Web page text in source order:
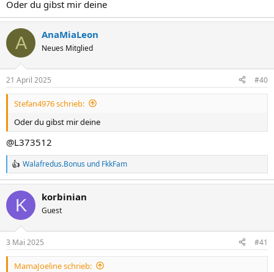
Oder du gibst mir deine
A AnaMiaLeon
Neues Mitglied
21 April 2025 #40
Stefan4976 schrieb:
Oder du gibst mir deine
@L373512
R
e
k
i
e
n
Walafredus.Bonus und FkkFam
K korbinian
Guest
3 Mai 2025 #41
MamaJoeline schrieb: